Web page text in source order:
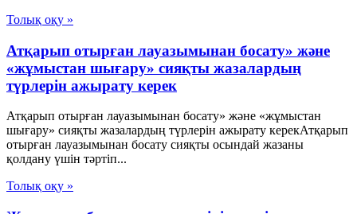
Толық оқу »
Атқарып отырған лауазымынан босату» және
«жұмыстан шығару» сияқты жазалардың
түрлерін ажырату керек
Атқарып отырған лауазымынан босату» және «жұмыстан
шығару» сияқты жазалардың түрлерін ажырату керекАтқарып
отырған лауазымынан босату сияқты осындай жазаны
қолдану үшін тәртіп...
Толық оқу »